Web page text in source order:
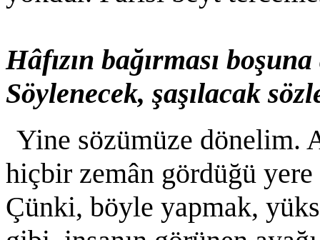
Hâfızın bağırması
Söylenecek, şaşılacak
Yine sözümüze dönelim.
hiçbir zemân gördüğü yere
Çünki, böyle yapmak,